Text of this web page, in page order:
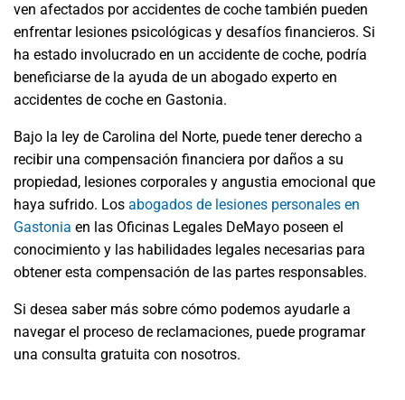
ven afectados por accidentes de coche también pueden
enfrentar lesiones psicológicas y desafíos financieros. Si
ha estado involucrado en un accidente de coche, podría
beneficiarse de la ayuda de un abogado experto en
accidentes de coche en Gastonia.
Bajo la ley de Carolina del Norte, puede tener derecho a
recibir una compensación financiera por daños a su
propiedad, lesiones corporales y angustia emocional que
haya sufrido. Los abogados de lesiones personales en
Gastonia en las Oficinas Legales DeMayo poseen el
conocimiento y las habilidades legales necesarias para
obtener esta compensación de las partes responsables.
Si desea saber más sobre cómo podemos ayudarle a
navegar el proceso de reclamaciones, puede programar
una consulta gratuita con nosotros.